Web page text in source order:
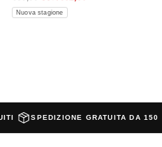
Nuova stagione
SPEDIZIONE GRATUITA DA 150